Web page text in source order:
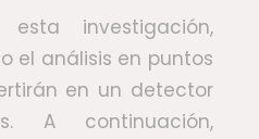
investigación,
el análisis en puntos
en un detector
A continuación,